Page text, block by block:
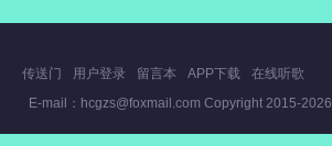
传送门 用户登录 留言本 APP下载
在线听歌
E-mail：hcgzs@foxmail.com Copyright 2015-2026